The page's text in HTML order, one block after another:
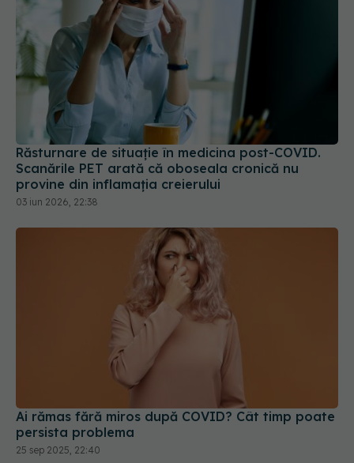
Răsturnare de situație în medicina post-COVID.
Scanările PET arată că oboseala cronică nu
provine din inflamația creierului
03 iun 2026, 22:38
Ai rămas fără miros după COVID? Cât timp poate
persista problema